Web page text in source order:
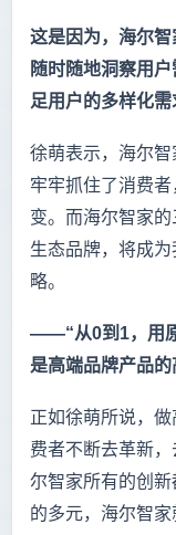
这是因为，海尔
随时随地洞察用
足用户的多样化需
徐萌表示，海尔智
牢牢抓住了消费
变。而海尔智家
生态品牌，将成
略。
——“从0到1，用
是高端品牌产品的
正如徐萌所说，
费者不断去革新
尔智家所有的创新
的多元，海尔智